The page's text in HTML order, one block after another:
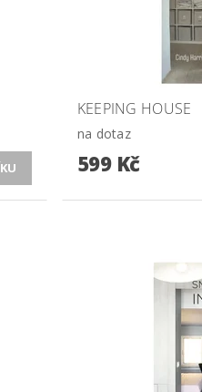
KEEPING HOUSE
na dotaz
599 Kč